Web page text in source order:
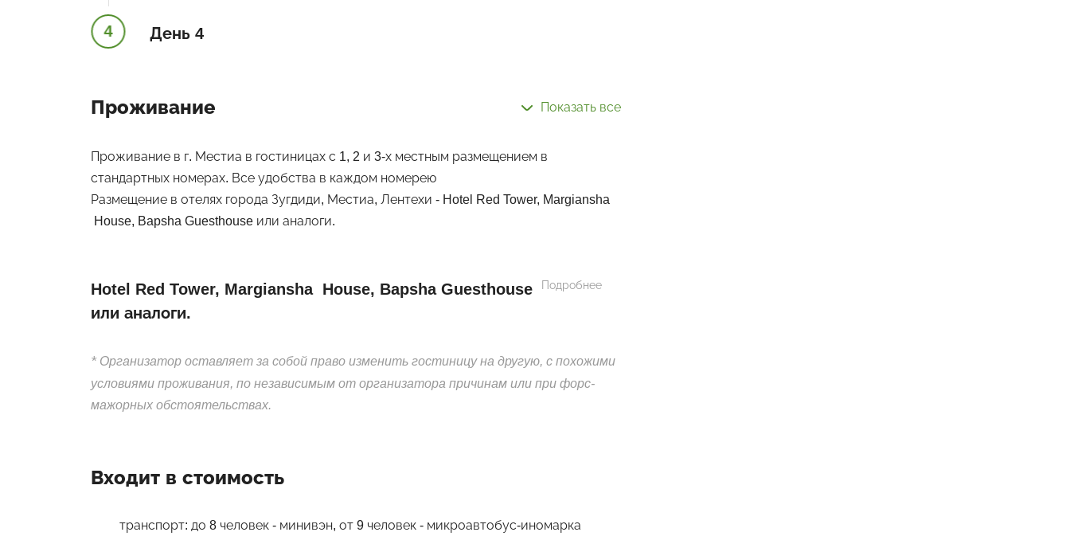
4 День 4
Проживание Показать все
Проживание в г. Местиа в гостиницах с 1, 2 и 3-х местным размещением в
стандартных номерах. Все удобства в каждом номерею
Размещение в отелях города Зугдиди, Местиа, Лентехи - Hotel Red Tower, Margiansha
House, Bapsha Guesthouse или аналоги.
Hotel Red Tower, Margiansha House, Bapsha Guesthouse
или аналоги.
Подробнее
*Организатор оставляет за собой право изменить гостиницу на другую, с похожими
условиями проживания, по независимым от организатора причинам или при форс-
мажорных обстоятельствах.
Входит в стоимость
транспорт: до 8 человек - минивэн, от 9 человек - микроавтобус-иномарка